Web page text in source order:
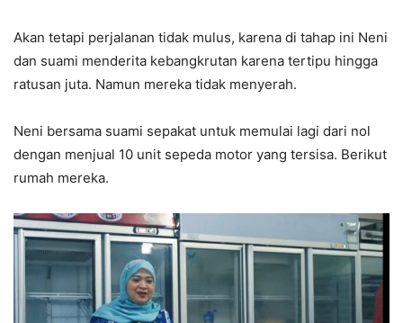
Akan tetapi perjalanan tidak mulus, karena di tahap ini Neni
dan suami menderita kebangkrutan karena tertipu hingga
ratusan juta. Namun mereka tidak menyerah.
Neni bersama suami sepakat untuk memulai lagi dari nol
dengan menjual 10 unit sepeda motor yang tersisa. Berikut
rumah mereka.